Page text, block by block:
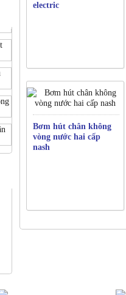
electric
Bơm hút chân không
vòng nước hai cấp
nash